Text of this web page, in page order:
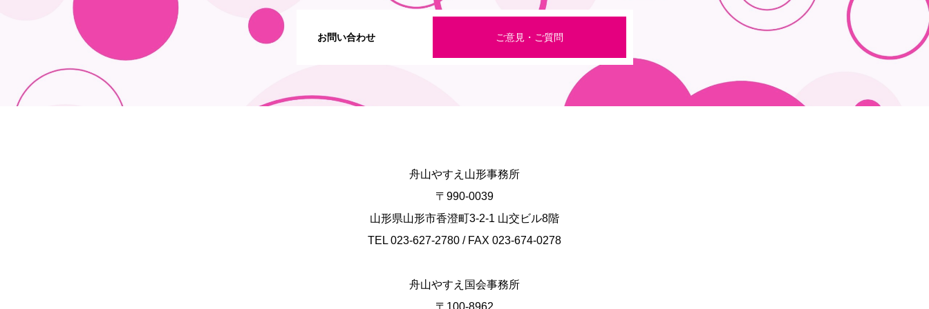
お問い合わせ ご意見・ご質問
舟山やすえ山形事務所
〒990-0039
山形県山形市香澄町3-2-1 山交ビル8階
TEL 023-627-2780 / FAX 023-674-0278
舟山やすえ国会事務所
〒100-8962